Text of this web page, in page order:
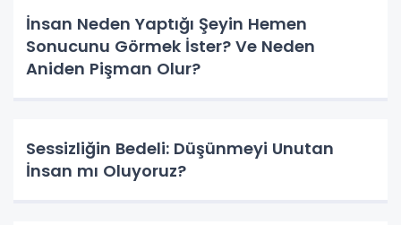
İnsan Neden Yaptığı Şeyin Hemen
Sonucunu Görmek İster? Ve Neden
Aniden Pişman Olur?
Sessizliğin Bedeli: Düşünmeyi Unutan
İnsan mı Oluyoruz?